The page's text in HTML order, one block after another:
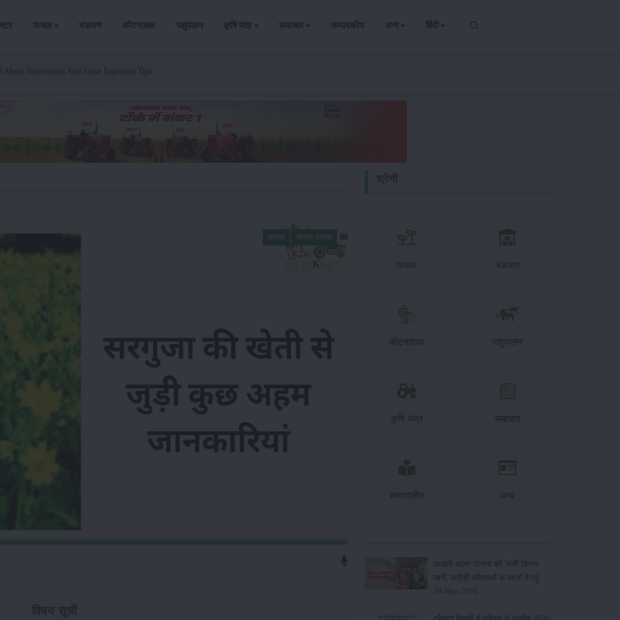
फसल भंडारण कीटनाशक पशुपालन कृषि यंत्र समाचार सम्पादकीय अन्य हिंदी
फसल भंडारण
कीटनाशक पशुपालन
कृषि यंत्र समाचार
सम्पादकीय अन्य
लाड़ली बहना योजना की 36वीं किस्त
जारी, करोड़ों महिलाओं के खातों में पहुंचे
1500 रुपये
16-May-2026